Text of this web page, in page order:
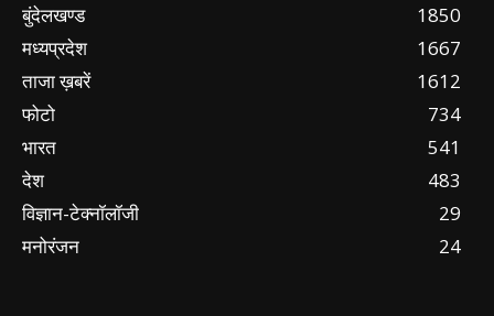
बुंदेलखण्ड
1850
मध्यप्रदेश
1667
ताजा ख़बरें
1612
फोटो
734
भारत
541
देश
483
विज्ञान-टेक्नॉलॉजी
29
मनोरंजन
24